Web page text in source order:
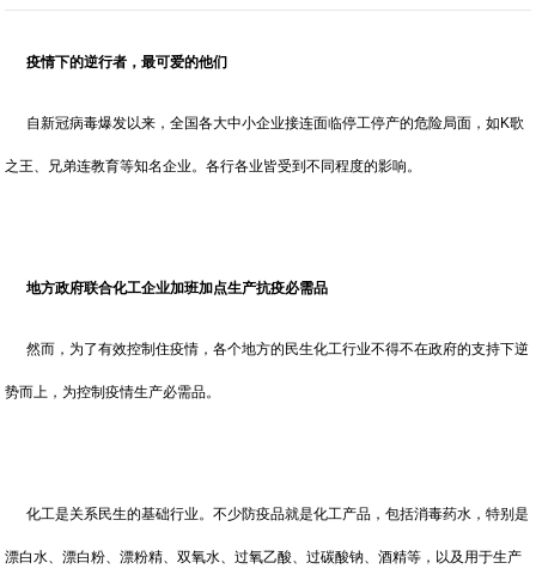
疫情下的逆行者，最可爱的他们
自新冠病毒爆发以来，全国各大中小企业接连面临停工停产的危险局面，如K歌
之王、兄弟连教育等知名企业。各行各业皆受到不同程度的影响。
地方政府联合化工企业加班加点生产抗疫必需品
然而，为了有效控制住疫情，各个地方的民生化工行业不得不在政府的支持下逆
势而上，为控制疫情生产必需品。
化工是关系民生的基础行业。不少防疫品就是化工产品，包括消毒药水，特别是
漂白水、漂白粉、漂粉精、双氧水、过氧乙酸、过碳酸钠、酒精等，以及用于生产